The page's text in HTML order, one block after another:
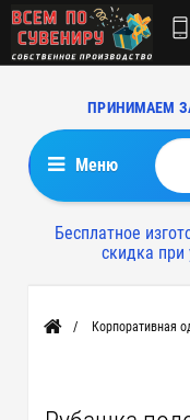
ПРИНИМАЕМ
Меню
Бесплатное
скидка при
Главная Корпоративная